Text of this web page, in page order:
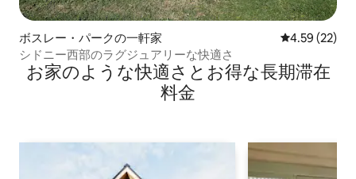
ボスレー・パークの一軒家 レビュー22
4.59 (22)
シドニー西部のラグジュアリーな快適さ
お家のような快⁠適⁠さ⁠とお⁠得⁠な長⁠期⁠滞⁠在
料⁠金